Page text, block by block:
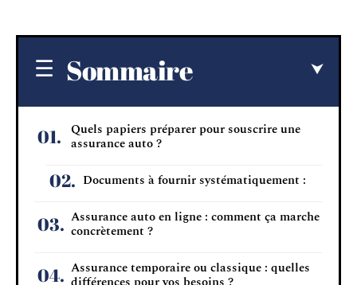
Sommaire
Quels papiers préparer pour souscrire une
assurance auto ?
Documents à fournir systématiquement :
Assurance auto en ligne : comment ça marche
concrètement ?
Assurance temporaire ou classique : quelles